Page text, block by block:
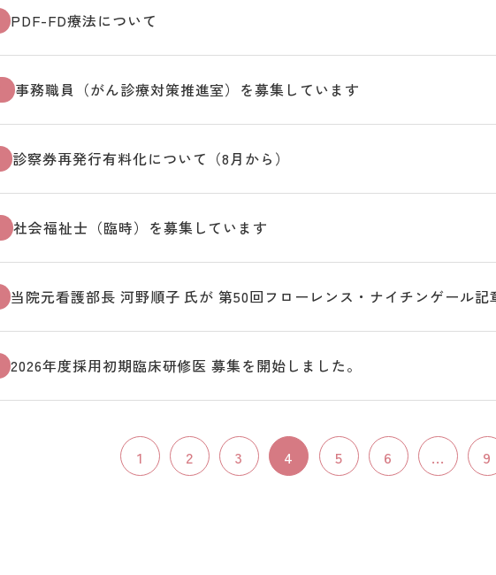
PDF-FD療法について
事務職員（がん診療対策推進室）を募集しています
診察券再発行有料化について（8月から）
社会福祉士（臨時）を募集しています
当院元看護部長 河野順子 氏が 第50回フローレンス・ナイチンゲール記
2026年度採用初期臨床研修医 募集を開始しました。
1 2 3 4 5 6 ... 9